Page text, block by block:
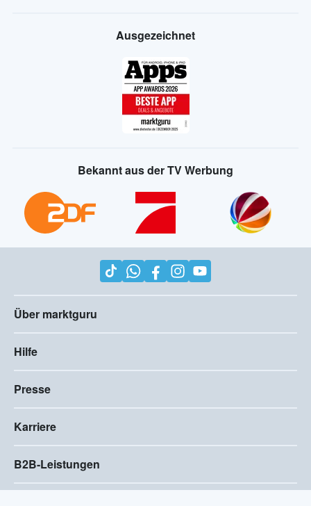
Ausgezeichnet
Bekannt aus der TV Werbung
Über marktguru
Hilfe
Presse
Karriere
B2B-Leistungen